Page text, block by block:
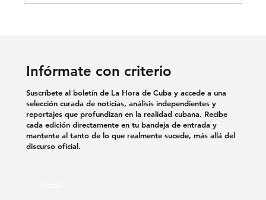
Infórmate con criterio
Suscríbete al boletín de La Hora de Cuba y accede a una
selección curada de noticias, análisis independientes y
reportajes que profundizan en la realidad cubana. Recibe
cada edición directamente en tu bandeja de entrada y
mantente al tanto de lo que realmente sucede, más allá del
discurso oficial.